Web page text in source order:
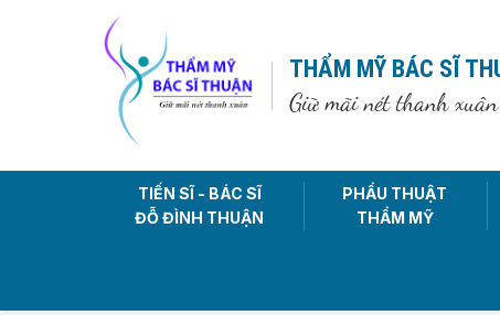
THẨM MỸ BÁC SĨ
Giữ mãi nét thanh xuân
TIẾN SĨ - BÁC SĨ
ĐỖ ĐÌNH THUẬN
PHẨU THUẬT
THẨM MỸ